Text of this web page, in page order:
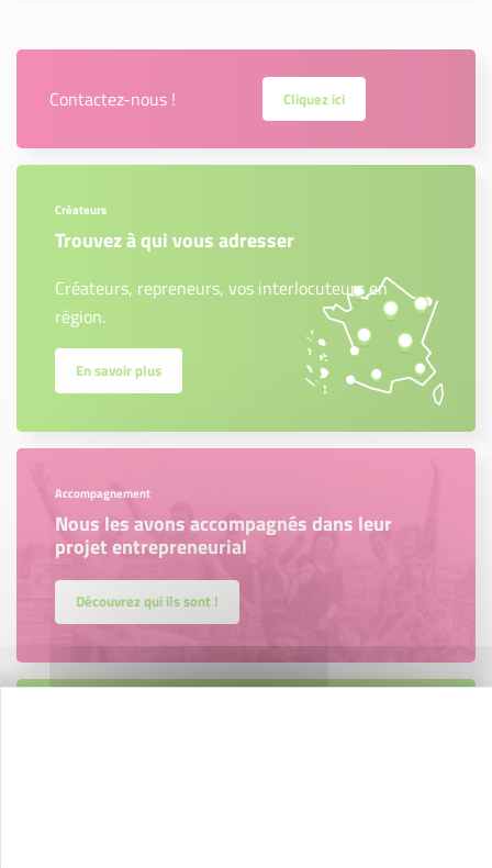
Contactez-nous ! Cliquez ici
Créateurs
Trouvez à qui vous adresser
Créateurs, repreneurs, vos interlocuteurs en
région.
En savoir plus
Accompagnement
Nous les avons accompagnés dans leur
projet entrepreneurial
Découvrez qui ils sont !